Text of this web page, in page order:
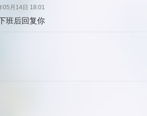
05月14日 18:01
班后回复你